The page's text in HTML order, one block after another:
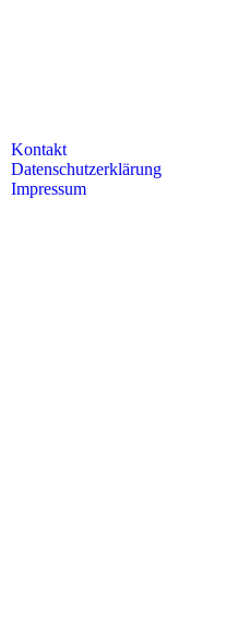
Kontakt
Datenschutzerklärung
Impressum